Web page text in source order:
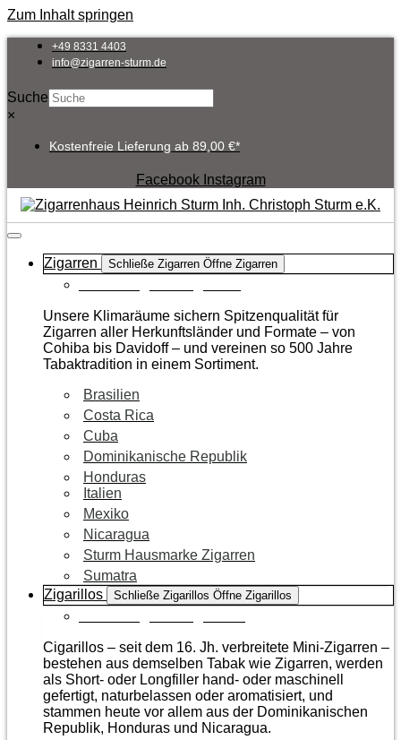
Zum Inhalt springen
+49 8331 4403
info@zigarren-sturm.de
Suche
×
Kostenfreie Lieferung ab 89,00 €*
Facebook Instagram
Zigarren Schließe Zigarren Öffne Zigarren
Unsere Klimaräume sichern Spitzenqualität für
Zigarren aller Herkunftsländer und Formate – von
Cohiba bis Davidoff – und vereinen so 500 Jahre
Tabaktradition in einem Sortiment.
Brasilien
Costa Rica
Cuba
Dominikanische Republik
Honduras
Italien
Mexiko
Nicaragua
Sturm Hausmarke Zigarren
Sumatra
Zigarillos
Schließe Zigarillos Öffne Zigarillos
Cigarillos – seit dem 16. Jh. verbreitete Mini-Zigarren –
bestehen aus demselben Tabak wie Zigarren, werden
als Short- oder Longfiller hand- oder maschinell
gefertigt, naturbelassen oder aromatisiert, und
stammen heute vor allem aus der Dominikanischen
Republik, Honduras und Nicaragua.